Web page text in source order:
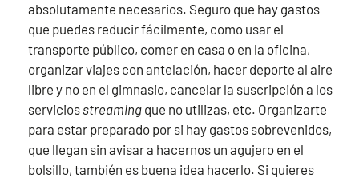
absolutamente necesarios. Seguro que hay gastos
que puedes reducir fácilmente, como usar el
transporte público, comer en casa o en la oficina,
organizar viajes con antelación, hacer deporte al aire
libre y no en el gimnasio, cancelar la suscripción a los
servicios streaming que no utilizas, etc. Organizarte
para estar preparado por si hay gastos sobrevenidos,
que llegan sin avisar a hacernos un agujero en el
bolsillo, también es buena idea hacerlo. Si quieres